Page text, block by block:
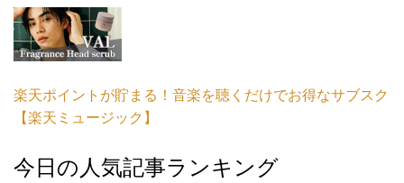
楽天ポイントが貯まる！音楽を聴くだけでお得なサブスク
【楽天ミュージック】
今日の人気記事ランキング